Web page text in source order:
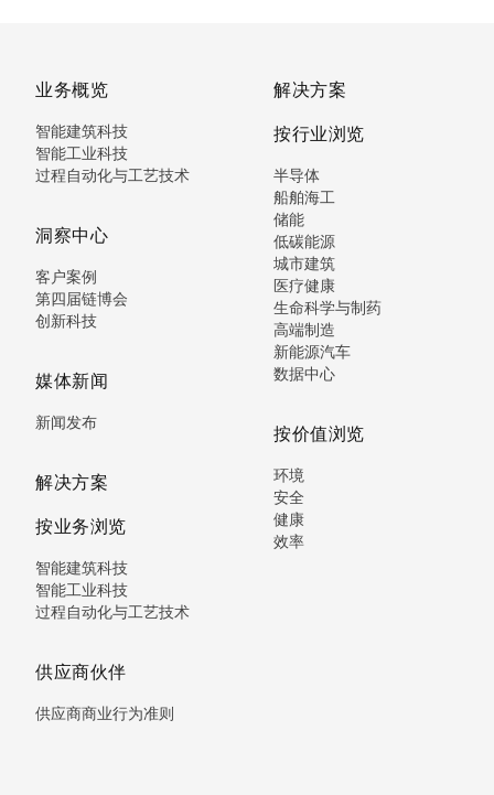
业务概览
智能建筑科技
智能工业科技
过程自动化与工艺技术
洞察中心
客户案例
第四届链博会
创新科技
媒体新闻
新闻发布
解决方案
按业务浏览
智能建筑科技
智能工业科技
过程自动化与工艺技术
供应商伙伴
供应商商业行为准则
解决方案
按行业浏览
半导体
船舶海工
储能
低碳能源
城市建筑
医疗健康
生命科学与制药
高端制造
新能源汽车
数据中心
按价值浏览
环境
安全
健康
效率